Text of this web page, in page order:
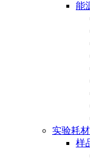
能
实验耗材
样